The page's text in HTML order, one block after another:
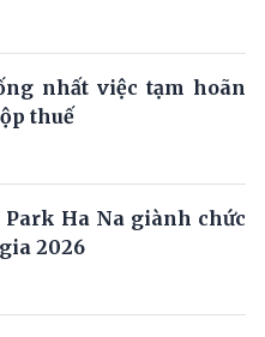
nhất việc tạm hoãn
thuế
Ha Na giành chức
2026